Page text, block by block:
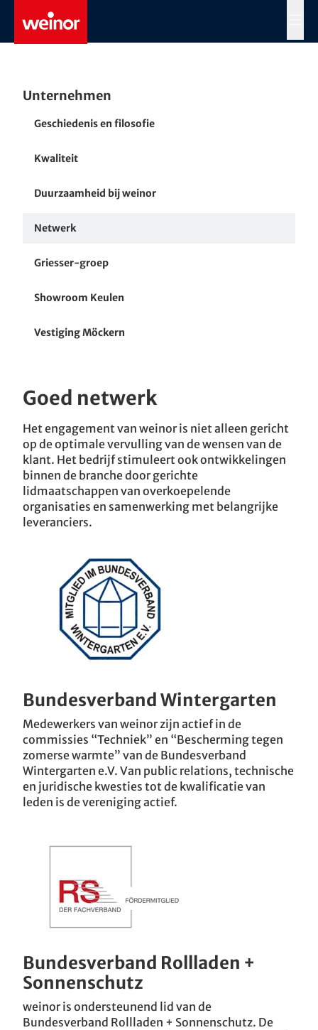
Skip to main content
Unternehmen
Geschiedenis en filosofie
Kwaliteit
Duurzaamheid bij weinor
Netwerk
Griesser-groep
Showroom Keulen
Vestiging Möckern
Goed netwerk
Het engagement van weinor is niet alleen gericht
op de optimale vervulling van de wensen van de
klant. Het bedrijf stimuleert ook ontwikkelingen
binnen de branche door gerichte
lidmaatschappen van overkoepelende
organisaties en samenwerking met belangrijke
leveranciers.
Bundesverband Wintergarten
Medewerkers van weinor zijn actief in de
commissies “Techniek” en “Bescherming tegen
zomerse warmte” van de Bundesverband
Wintergarten e.V. Van public relations, technische
en juridische kwesties tot de kwalificatie van
leden is de vereniging actief.
Bundesverband Rollladen +
Sonnenschutz
weinor is ondersteunend lid van de
Bundesverband Rollladen + Sonnenschutz. De